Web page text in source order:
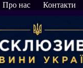
Про нас Контакти